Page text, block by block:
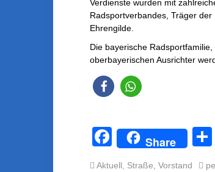
Verdienste wurden mit
Radsportverbandes, Träger
Ehrengilde.
Die bayerische
oberbayerischen Ausrichter
F
a
Share
Aktuell, Straße, Vorstand